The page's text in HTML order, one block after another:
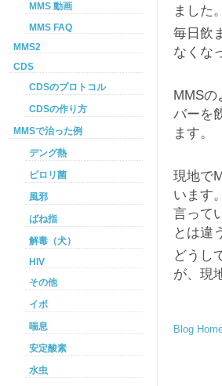
ました。
毎日飲
なくな
MMSの
バーを
ます。
現地で
います
言って
とは違
どうし
が、現
Blog
MMS 動画
MMS FAQ
MMS2
CDS
CDSのプロトコル
CDSの作り方
MMSで治った例
デング熱
ピロリ菌
風邪
ばね指
解毒（犬）
HIV
その他
イボ
喘息
安定酸素
水虫